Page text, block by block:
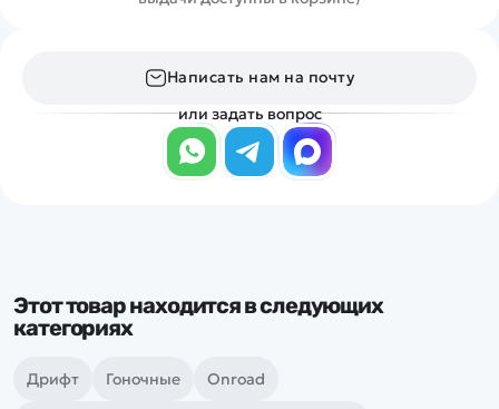
Написать нам на почту
или задать вопрос
Этот товар находится в следующих
категориях
Дрифт Гоночные Onroad